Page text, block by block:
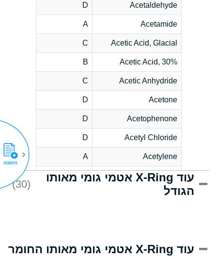
Acetaldehyde
D
Acetamide
A
Acetic Acid, Glacial
C
Acetic Acid, 30%
B
Acetic Anhydride
C
Acetone
D
Acetophenone
D
Acetyl Chloride
D
Acetylene
A
Acrlylonitrile
D
Adipic Acid
(Aqueous)
עוד X-Ring אטמי גומי מאותו
הגודל
(30)
עוד X-Ring אטמי גומי מאותו החומר
הזמנה